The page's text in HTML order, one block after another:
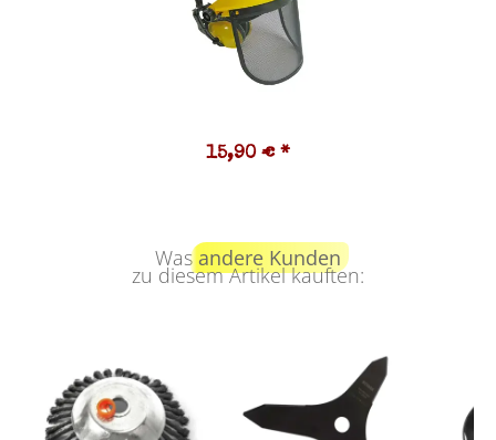
15,90 € *
Wasandere Kunden
zu diesem Artikel kauften: